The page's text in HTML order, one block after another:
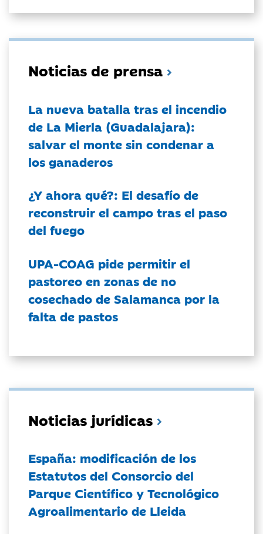
Noticias de prensa
La nueva batalla tras el incendio
de La Mierla (Guadalajara):
salvar el monte sin condenar a
los ganaderos
¿Y ahora qué?: El desafío de
reconstruir el campo tras el paso
del fuego
UPA-COAG pide permitir el
pastoreo en zonas de no
cosechado de Salamanca por la
falta de pastos
Noticias jurídicas
España: modificación de los
Estatutos del Consorcio del
Parque Científico y Tecnológico
Agroalimentario de Lleida